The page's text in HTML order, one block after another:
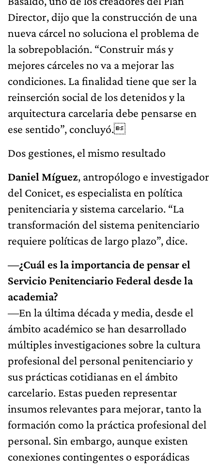
Director, dijo que la construcción de una
nueva cárcel no soluciona el problema de
la sobrepoblación. “Construir más y
mejores cárceles no va a mejorar las
condiciones. La finalidad tiene que ser la
reinserción social de los detenidos y la
arquitectura carcelaria debe pensarse en
ese sentido”, concluyó.
Dos gestiones, el mismo resultado
Daniel Míguez, antropólogo e investigador
del Conicet, es especialista en política
penitenciaria y sistema carcelario. “La
transformación del sistema penitenciario
requiere políticas de largo plazo”, dice.
—¿Cuál es la importancia de pensar el
Servicio Penitenciario Federal desde la
academia?
—En la última década y media, desde el
ámbito académico se han desarrollado
múltiples investigaciones sobre la cultura
profesional del personal penitenciario y
sus prácticas cotidianas en el ámbito
carcelario. Estas pueden representar
insumos relevantes para mejorar, tanto la
formación como la práctica profesional del
personal. Sin embargo, aunque existen
conexiones contingentes o esporádicas